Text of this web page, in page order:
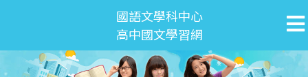
國語文學科中心
高中國文學習網